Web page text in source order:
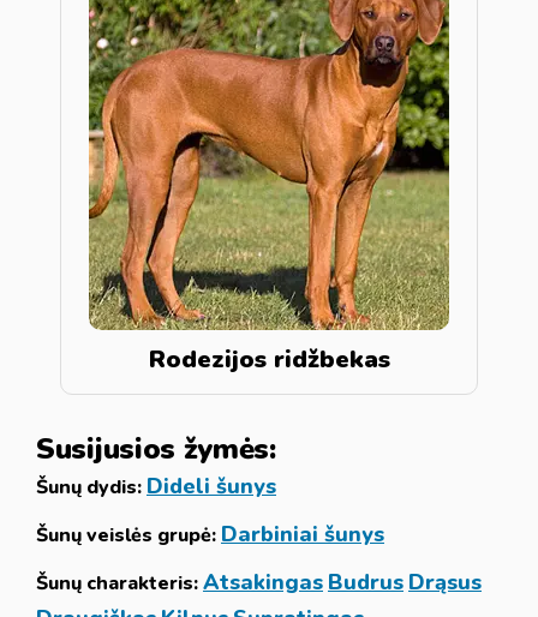
Rodezijos ridžbekas
Susijusios žymės:
Šunų dydis: Dideli šunys
Šunų veislės grupė: Darbiniai šunys
Šunų charakteris:Atsakingas Budrus Drąsus